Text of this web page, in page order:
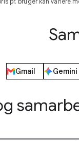
Gmail
Gemini